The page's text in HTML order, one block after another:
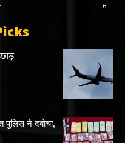
6
पुलिस ने दबोचा,